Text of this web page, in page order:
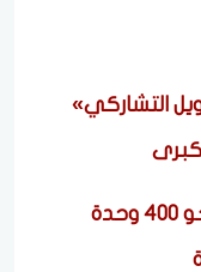
التشاركي»
عضو مجلس إدارة SUD: تسليم نحو 400 وحدة